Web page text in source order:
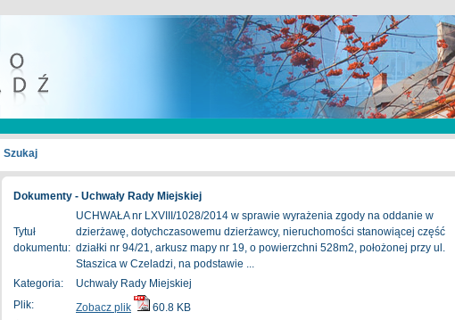
Dokumenty - Uchwały Rady Miejskiej
Tytuł
dokumentu:
UCHWAŁA nr LXVIII/1028/2014 w sprawie wyrażenia zgody na oddanie w
dzierżawę, dotychczasowemu dzierżawcy, nieruchomości stanowiącej część
działki nr 94/21, arkusz mapy nr 19, o powierzchni 528m2, położonej przy ul.
Staszica w Czeladzi, na podstawie ...
Kategoria:
Uchwały Rady Miejskiej
Plik:
Zobacz plik
60.8 KB